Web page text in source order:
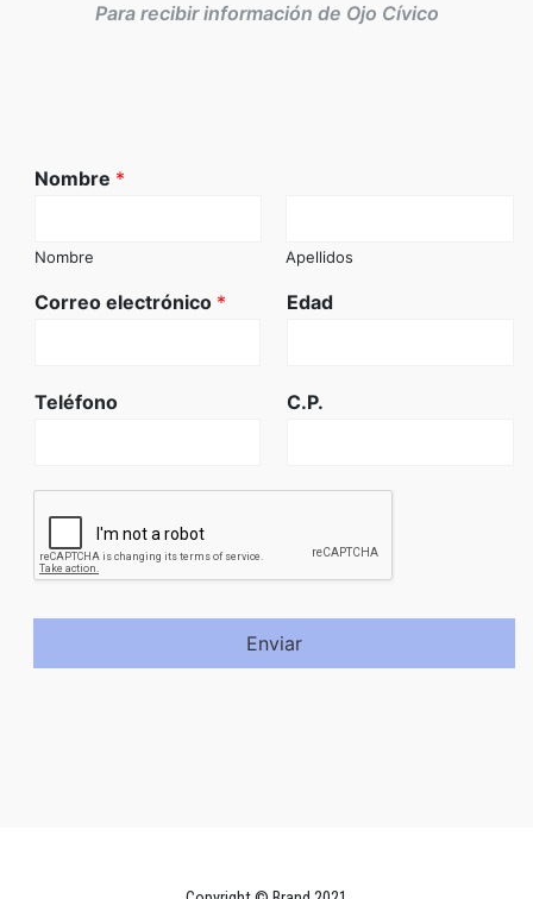
Para recibir información de Ojo Cívico
Nombre *
Nombre Apellidos
Correo electrónico * Edad
Teléfono C.P.
Enviar